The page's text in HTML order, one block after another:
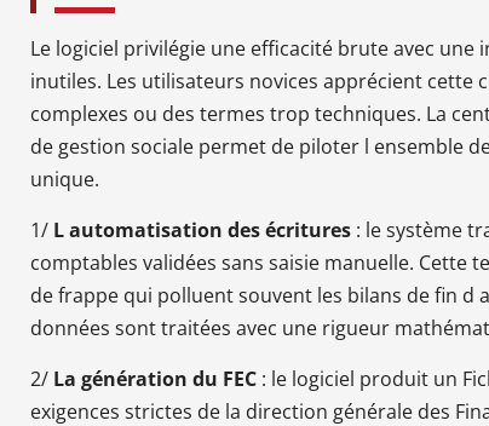
Le logiciel privilégie une efficacité brute avec
inutiles. Les utilisateurs novices apprécient cette
complexes ou des termes trop techniques. La
de gestion sociale permet de piloter l ensemble
unique.
1/ L automatisation des écritures : le système
comptables validées sans saisie manuelle. Cette
de frappe qui polluent souvent les bilans de fin d
données sont traitées avec une rigueur
2/ La génération du FEC : le logiciel produit un
exigences strictes de la direction générale des